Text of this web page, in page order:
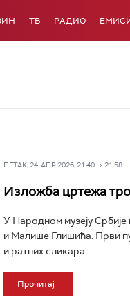
ТВ РАДИО
ПЕТАК, 24. АПР 2026, 21:40 -> 21:58
Изложба цртежа
У Народном музеју
и Малише Глишића. Први
и ратних сликара...
Прочитај